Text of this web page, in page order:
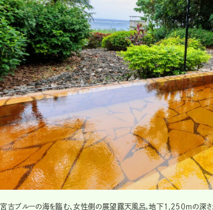
宮古ブルーの海を臨む、女性側の展望露天風呂。地下1,250mの深